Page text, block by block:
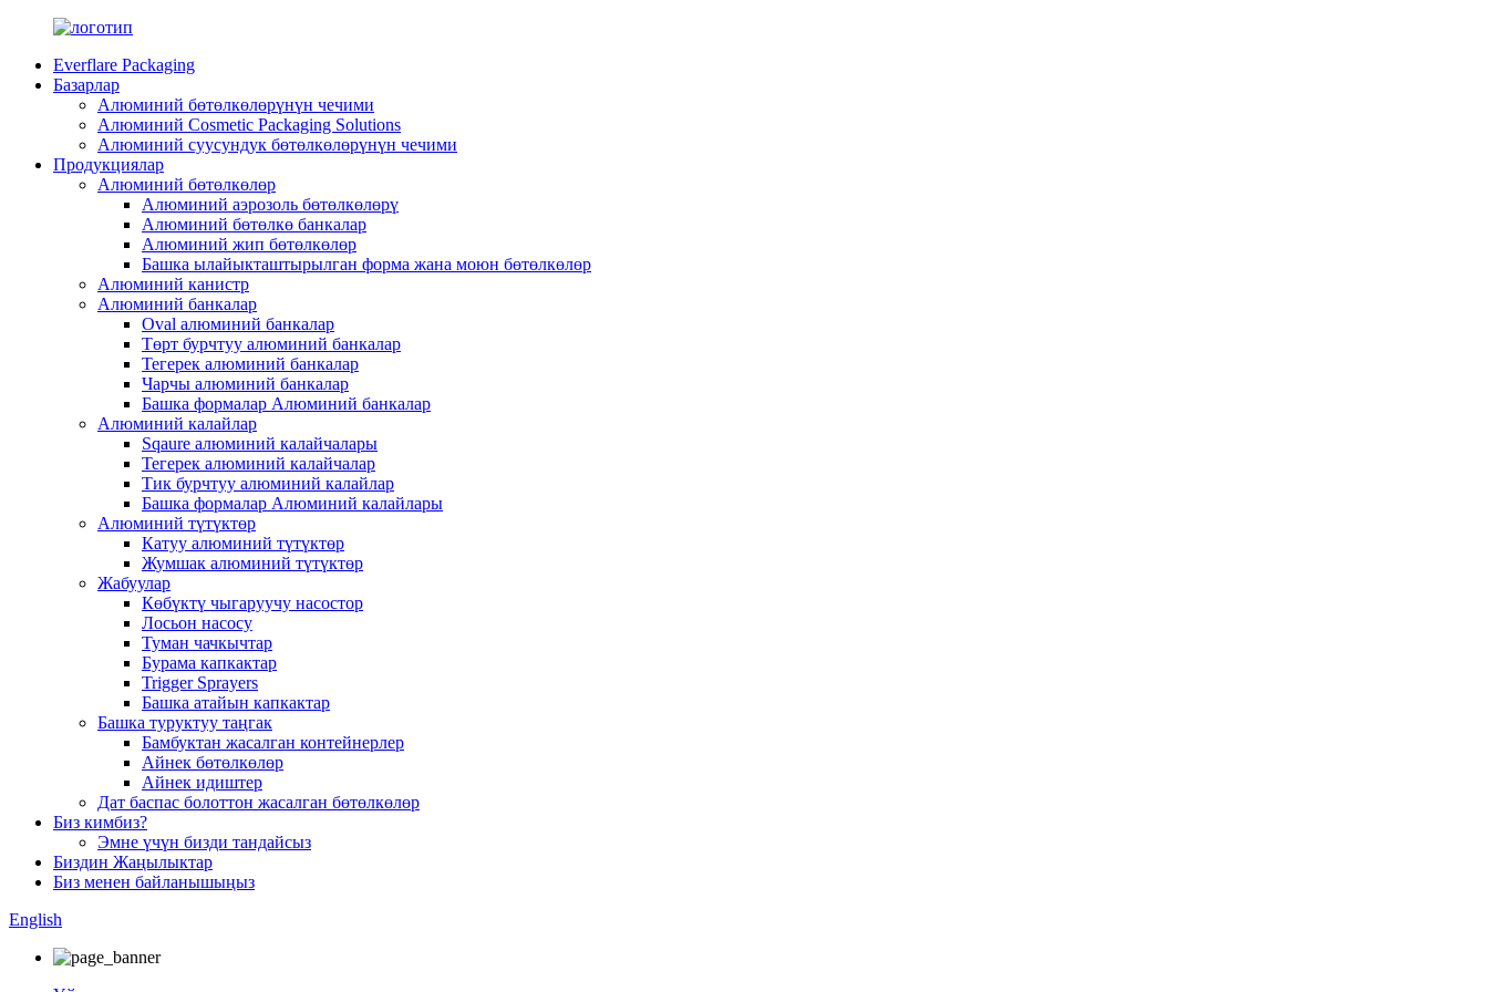
Everflare Packaging
Базарлар
Алюминий бөтөлкөлөрүнүн чечими
Алюминий Cosmetic Packaging Solutions
Алюминий суусундук бөтөлкөлөрүнүн чечими
Продукциялар
Алюминий бөтөлкөлөр
Алюминий аэрозоль бөтөлкөлөрү
Алюминий бөтөлкө банкалар
Алюминий жип бөтөлкөлөр
Башка ылайыкташтырылган форма жана моюн бөтөлкөлөр
Алюминий канистр
Алюминий банкалар
Oval алюминий банкалар
Төрт бурчтуу алюминий банкалар
Тегерек алюминий банкалар
Чарчы алюминий банкалар
Башка формалар Алюминий банкалар
Алюминий калайлар
Sqaure алюминий калайчалары
Тегерек алюминий калайчалар
Тик бурчтуу алюминий калайлар
Башка формалар Алюминий калайлары
Алюминий түтүктөр
Катуу алюминий түтүктөр
Жумшак алюминий түтүктөр
Жабуулар
Көбүктү чыгаруучу насостор
Лосьон насосу
Туман чачкычтар
Бурама капкактар
Trigger Sprayers
Башка атайын капкактар
Башка туруктуу таңгак
Бамбуктан жасалган контейнерлер
Айнек бөтөлкөлөр
Айнек идиштер
Дат баспас болоттон жасалган бөтөлкөлөр
Биз кимбиз?
Эмне үчүн бизди тандайсыз
Биздин Жаңылыктар
Биз менен байланышыңыз
English